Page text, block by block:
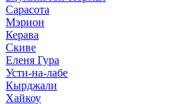
Сарасота
Мэрион
Керава
Скиве
Еленя Гура
Усти-на-лабе
Кырджали
Хайкоу